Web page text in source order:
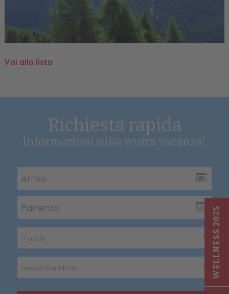
WELLNESS 2025
Vai alla lista
Richiesta rapida
Informazioni sulla vostra vacanza!
2 adulti
nessun bambino